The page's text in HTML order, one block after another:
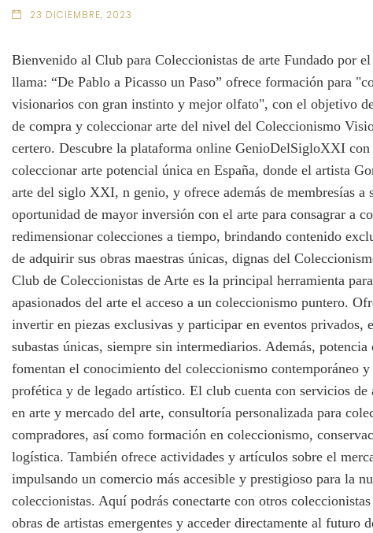
23 DICIEMBRE, 2023
Bienvenido al Club para Coleccionistas de arte Fundado por
llama: “De Pablo a Picasso un Paso” ofrece formación para
visionarios con gran instinto y mejor olfato", con el objetivo
de compra y coleccionar arte del nivel del Coleccionismo
certero. Descubre la plataforma online GenioDelSigloXXI con
coleccionar arte potencial única en España, donde el artista
arte del siglo XXI, n genio, y ofrece además de membresías a
oportunidad de mayor inversión con el arte para consagrar a
redimensionar colecciones a tiempo, brindando contenido
de adquirir sus obras maestras únicas, dignas del
Club de Coleccionistas de Arte es la principal herramienta
apasionados del arte el acceso a un coleccionismo puntero.
invertir en piezas exclusivas y participar en eventos privados,
subastas únicas, siempre sin intermediarios. Además, potencia
fomentan el conocimiento del coleccionismo contemporáneo
profética y de legado artístico. El club cuenta con servicios de
en arte y mercado del arte, consultoría personalizada para
compradores, así como formación en coleccionismo,
logística. También ofrece actividades y artículos sobre el
impulsando un comercio más accesible y prestigioso para la
coleccionistas. Aquí podrás conectarte con otros
obras de artistas emergentes y acceder directamente al futuro